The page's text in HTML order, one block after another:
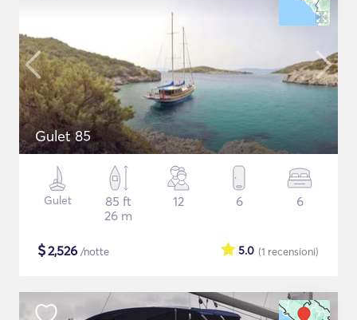
Gulet 85
Gulet
85 ft
26 m
12 6 6
$2,526 /notte (1 recensioni)
5.0